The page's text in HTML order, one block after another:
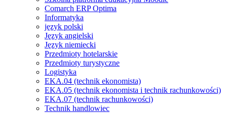
Comarch ERP Optima
Informatyka
język polski
Język angielski
Język niemiecki
Przedmioty hotelarskie
Przedmioty turystyczne
Logistyka
EKA.04 (technik ekonomista)
EKA.05 (technik ekonomista i technik rachunkowości)
EKA.07 (technik rachunkowości)
Technik handlowiec